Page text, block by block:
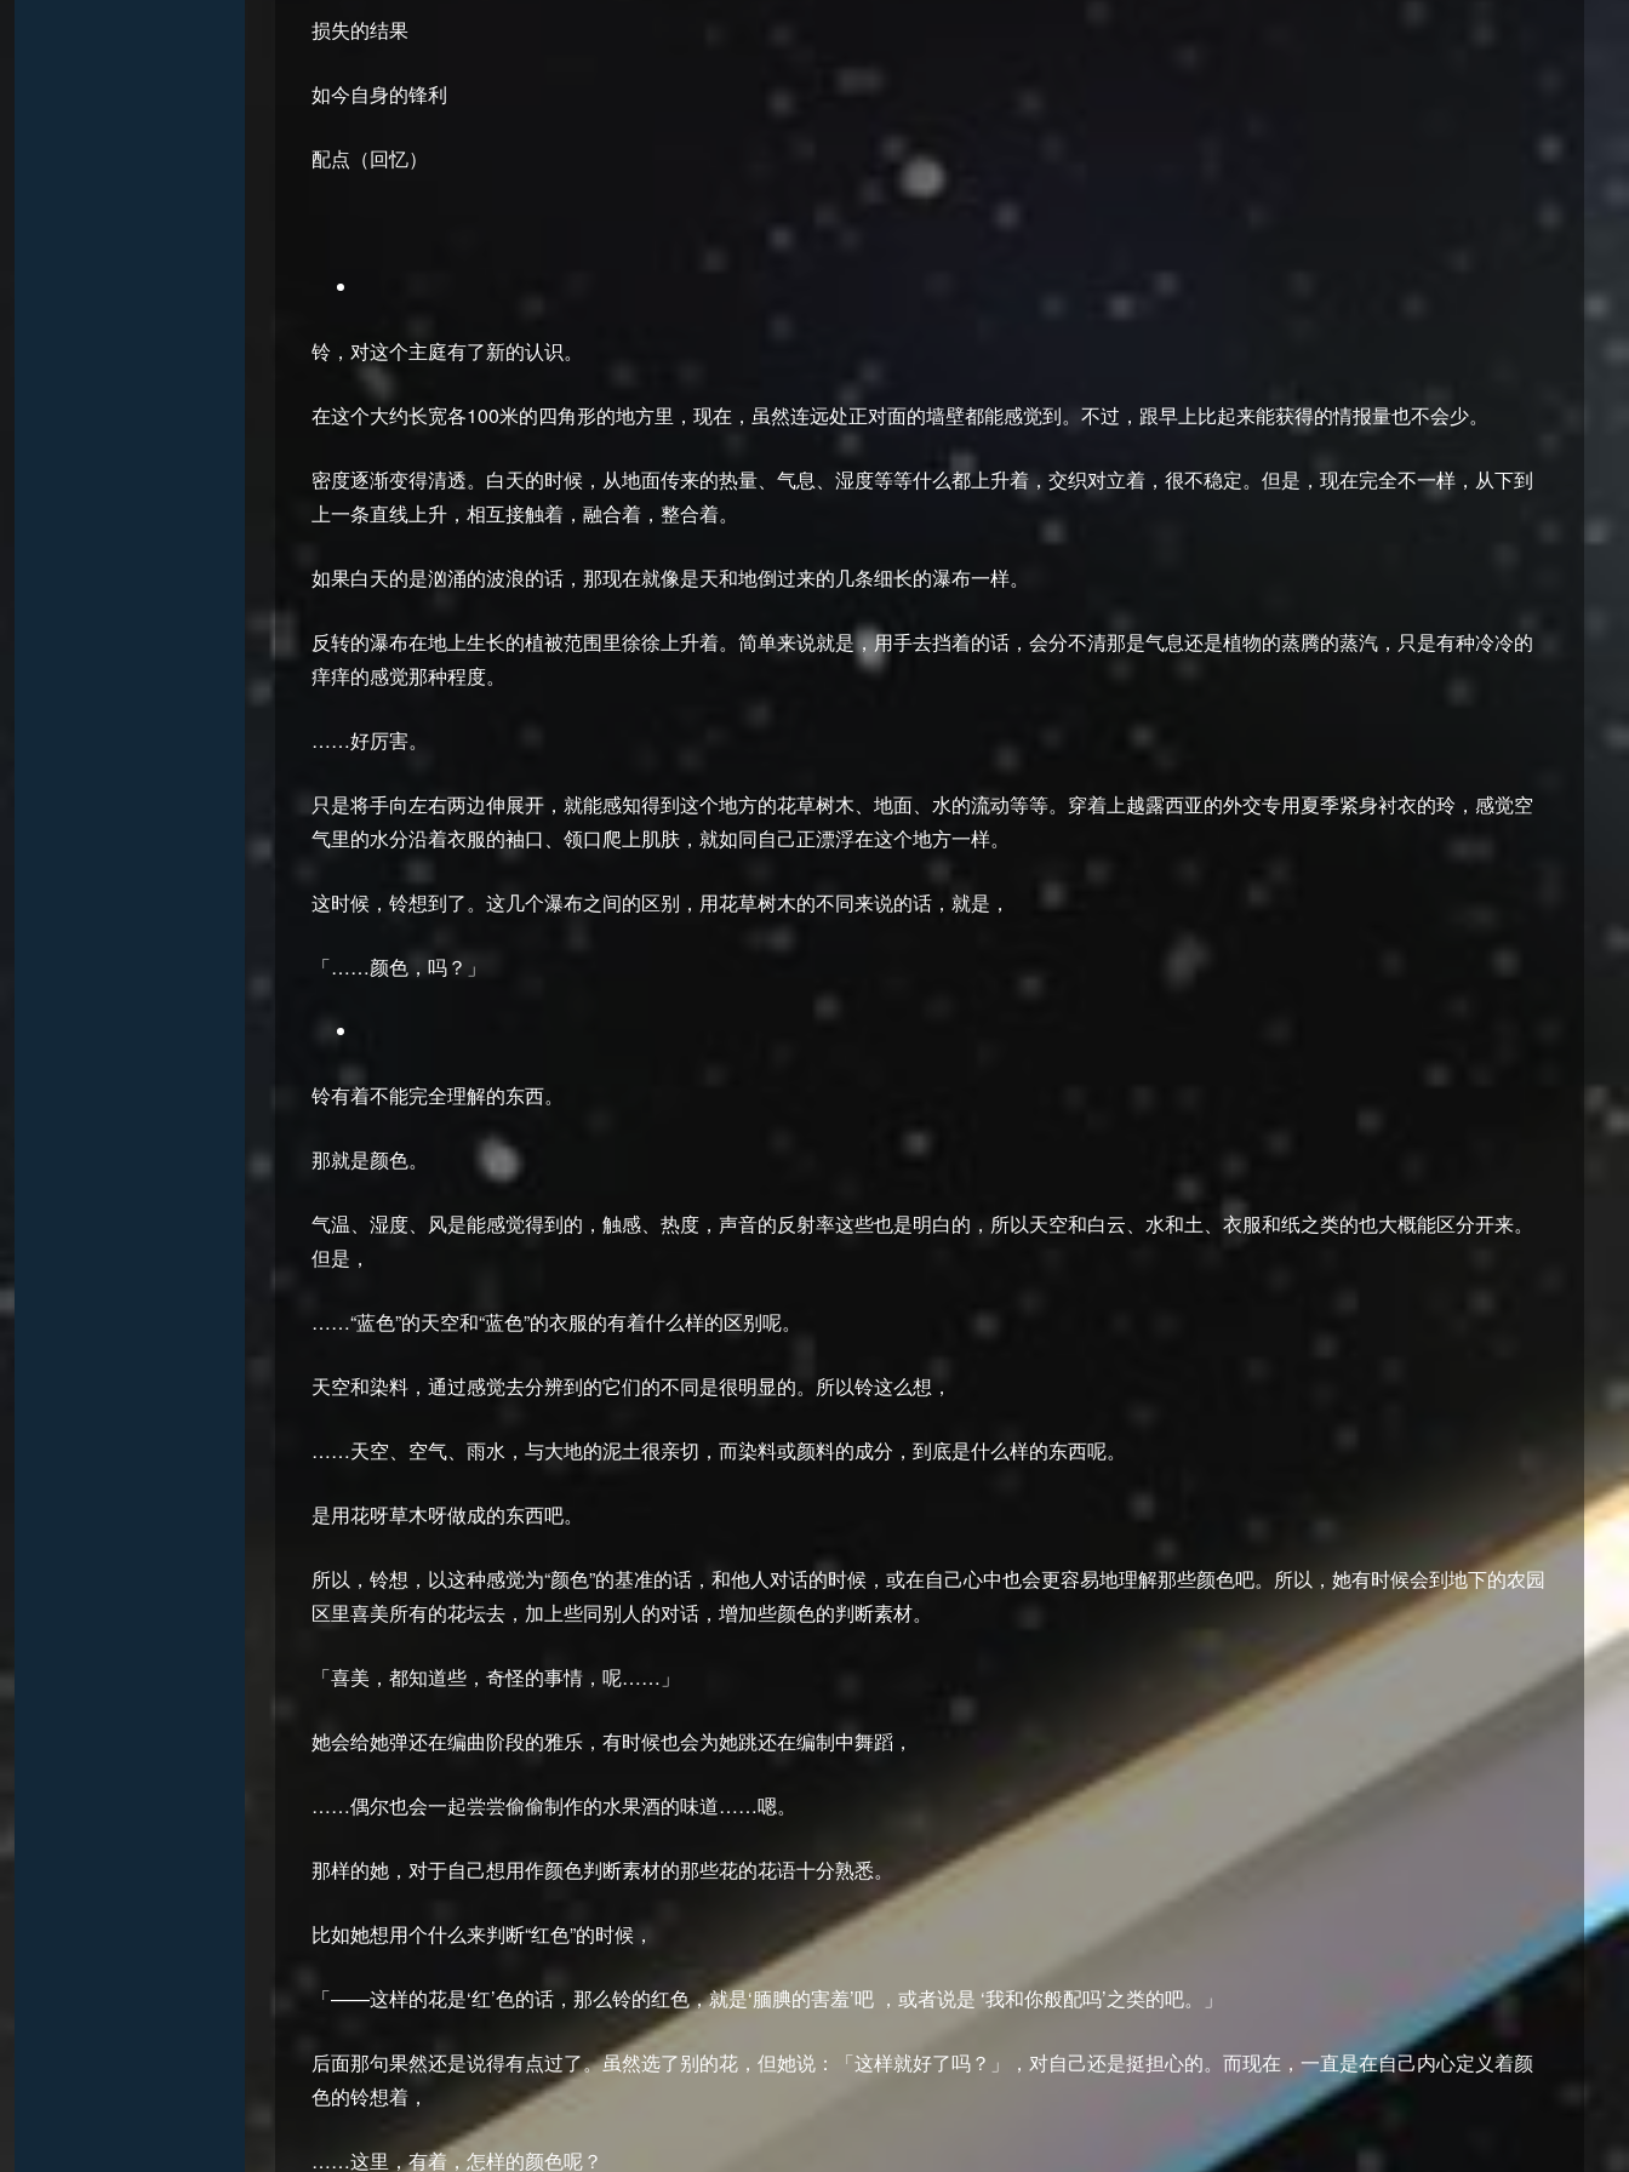
损失的结果
如今自身的锋利
配点（回忆）
铃，对这个主庭有了新的认识。
在这个大约长宽各100米的四角形的地方里，现在，虽然连远处正对面的墙壁都能感觉到。不过，跟早上比起来能获得的情报量也不会少。
密度逐渐变得清透。白天的时候，从地面传来的热量、气息、湿度等等什么都上升着，交织对立着，很不稳定。但是，现在完全不一样，从下到
上一条直线上升，相互接触着，融合着，整合着。
如果白天的是汹涌的波浪的话，那现在就像是天和地倒过来的几条细长的瀑布一样。
反转的瀑布在地上生长的植被范围里徐徐上升着。简单来说就是，用手去挡着的话，会分不清那是气息还是植物的蒸腾的蒸汽，只是有种冷冷的
痒痒的感觉那种程度。
……好厉害。
只是将手向左右两边伸展开，就能感知得到这个地方的花草树木、地面、水的流动等等。穿着上越露西亚的外交专用夏季紧身衬衣的玲，感觉空
气里的水分沿着衣服的袖口、领口爬上肌肤，就如同自己正漂浮在这个地方一样。
这时候，铃想到了。这几个瀑布之间的区别，用花草树木的不同来说的话，就是，
「……颜色，吗？」
铃有着不能完全理解的东西。
那就是颜色。
气温、湿度、风是能感觉得到的，触感、热度，声音的反射率这些也是明白的，所以天空和白云、水和土、衣服和纸之类的也大概能区分开来。
但是，
……“蓝色”的天空和“蓝色”的衣服的有着什么样的区别呢。
天空和染料，通过感觉去分辨到的它们的不同是很明显的。所以铃这么想，
……天空、空气、雨水，与大地的泥土很亲切，而染料或颜料的成分，到底是什么样的东西呢。
是用花呀草木呀做成的东西吧。
所以，铃想，以这种感觉为“颜色”的基准的话，和他人对话的时候，或在自己心中也会更容易地理解那些颜色吧。所以，她有时候会到地下的农园
区里喜美所有的花坛去，加上些同别人的对话，增加些颜色的判断素材。
「喜美，都知道些，奇怪的事情，呢……」
她会给她弹还在编曲阶段的雅乐，有时候也会为她跳还在编制中舞蹈，
……偶尔也会一起尝尝偷偷制作的水果酒的味道……嗯。
那样的她，对于自己想用作颜色判断素材的那些花的花语十分熟悉。
比如她想用个什么来判断“红色”的时候，
「——这样的花是‘红’色的话，那么铃的红色，就是‘腼腆的害羞’吧 ，或者说是 ‘我和你般配吗’之类的吧。」
后面那句果然还是说得有点过了。虽然选了别的花，但她说：「这样就好了吗？」，对自己还是挺担心的。而现在，一直是在自己内心定义着颜
色的铃想着，
……这里，有着，怎样的颜色呢？